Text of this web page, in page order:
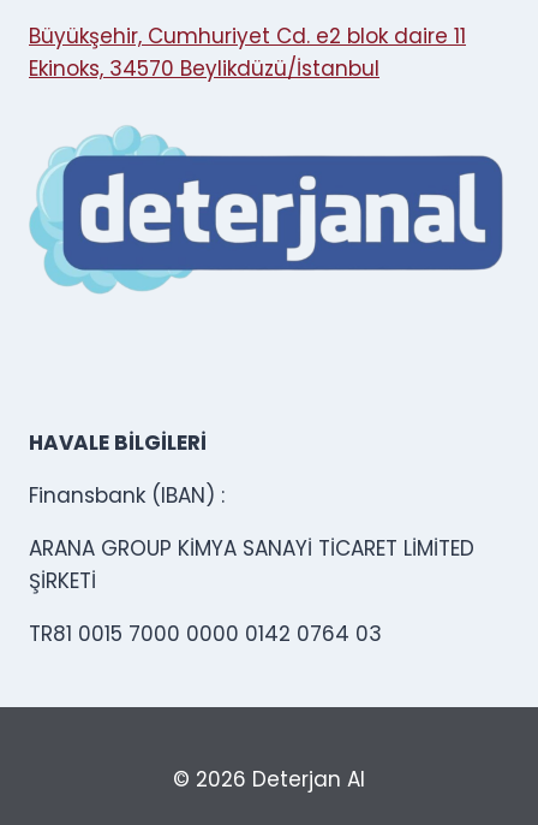
Büyükşehir, Cumhuriyet Cd. e2 blok daire 11
Ekinoks, 34570 Beylikdüzü/İstanbul
HAVALE BİLGİLERİ
Finansbank (IBAN) :
ARANA GROUP KİMYA SANAYİ TİCARET LİMİTED
ŞİRKETİ
TR81 0015 7000 0000 0142 0764 03
© 2026 Deterjan Al